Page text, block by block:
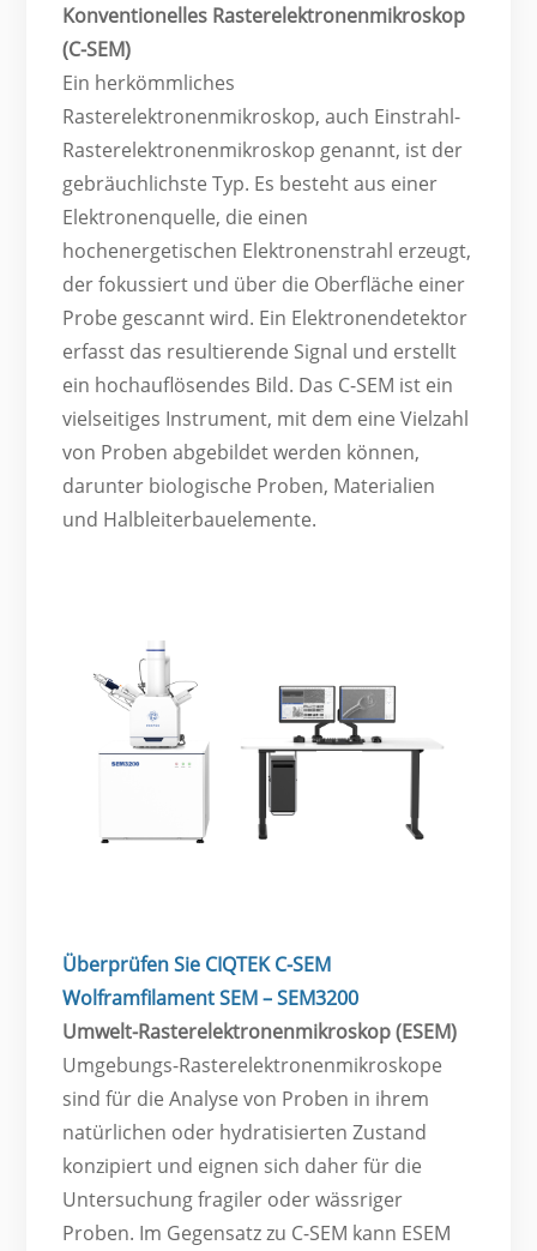
Konventionelles Rasterelektronenmikroskop
(C-SEM)
Ein herkömmliches
Rasterelektronenmikroskop, auch Einstrahl-
Rasterelektronenmikroskop genannt, ist der
gebräuchlichste Typ. Es besteht aus einer
Elektronenquelle, die einen
hochenergetischen Elektronenstrahl erzeugt,
der fokussiert und über die Oberfläche einer
Probe gescannt wird. Ein Elektronendetektor
erfasst das resultierende Signal und erstellt
ein hochauflösendes Bild. Das C-SEM ist ein
vielseitiges Instrument, mit dem eine Vielzahl
von Proben abgebildet werden können,
darunter biologische Proben, Materialien
und Halbleiterbauelemente.
Überprüfen Sie CIQTEK C-SEM
Wolframfilament SEM – SEM3200
Umwelt-Rasterelektronenmikroskop (ESEM)
Umgebungs-Rasterelektronenmikroskope
sind für die Analyse von Proben in ihrem
natürlichen oder hydratisierten Zustand
konzipiert und eignen sich daher für die
Untersuchung fragiler oder wässriger
Proben. Im Gegensatz zu C-SEM kann ESEM